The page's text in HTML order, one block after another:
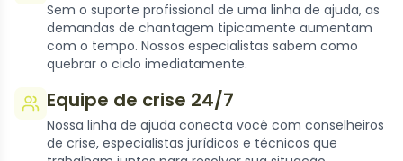
Sem o suporte profissional de uma linha de ajuda, as
demandas de chantagem tipicamente aumentam
com o tempo. Nossos especialistas sabem como
quebrar o ciclo imediatamente.
Equipe de crise 24/7
Nossa linha de ajuda conecta você com conselheiros
de crise, especialistas jurídicos e técnicos que